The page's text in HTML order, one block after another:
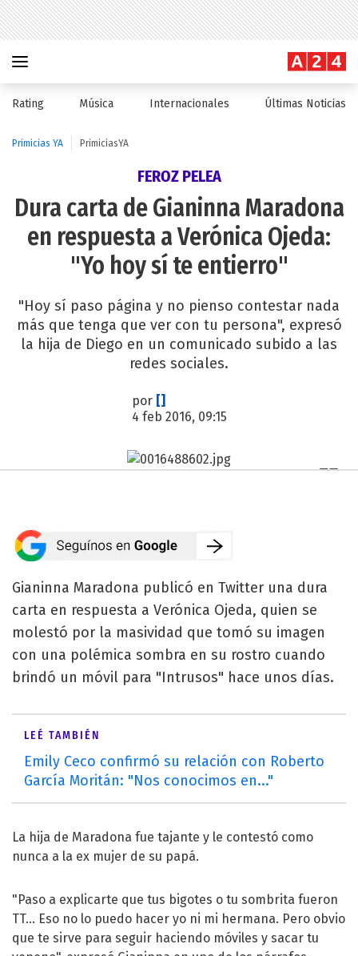
Rating Música Internacionales Últimas Noticias
Primicias YA PrimiciasYA
FEROZ PELEA
Dura carta de Gianinna Maradona
en respuesta a Verónica Ojeda:
"Yo hoy sí te entierro"
"Hoy sí paso página y no pienso contestar nada
más que tenga que ver con tu persona", expresó
la hija de Diego en un comunicado subido a las
redes sociales.
por []
4 feb 2016, 09:15
Gianinna Maradona publicó en Twitter una dura
carta en respuesta a Verónica Ojeda, quien se
molestó por la masividad que tomó su imagen
con una polémica sombra en su rostro cuando
brindó un móvil para "Intrusos" hace unos días.
LEÉ TAMBIÉN
Emily Ceco confirmó su relación con Roberto
García Moritán: "Nos conocimos en..."
La hija de Maradona fue tajante y le contestó como
nunca a la ex mujer de su papá.
"Paso a explicarte que tus bigotes o tu sombrita fueron
TT... Eso no lo puedo hacer yo ni mi hermana. Pero obvio
que te sirve para seguir haciendo móviles y sacar tu